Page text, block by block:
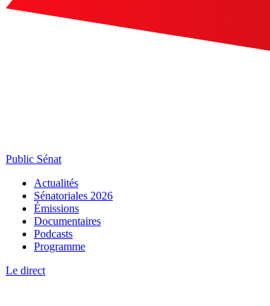
Public Sénat
Actualités
Sénatoriales 2026
Émissions
Documentaires
Podcasts
Programme
Le direct